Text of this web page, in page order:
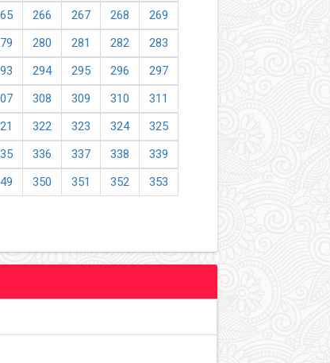
266 267 268
269
280 281 282
283
294 295 296
297
308 309 310
311
322 323 324
325
336 337 338
339
350 351 352
353